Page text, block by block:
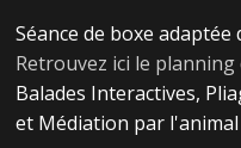
Séance de boxe adaptée
Retrouvez ici le
Balades Interactives,
et Médiation par l'animal